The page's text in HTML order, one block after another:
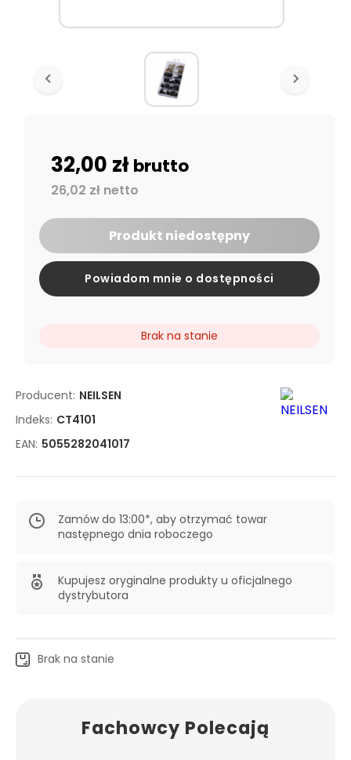
Producent: NEILSEN
Indeks: CT4101
EAN: 5055282041017
Zamów do 13:00*, aby otrzymać towar
następnego dnia roboczego
Kupujesz oryginalne produkty u oficjalnego
dystrybutora
Brak na stanie
32,00 złbrutto
26,02 zł netto
Produkt niedostępny
Powiadom mnie o dostępności
Brak na stanie
Fachowcy Polecają